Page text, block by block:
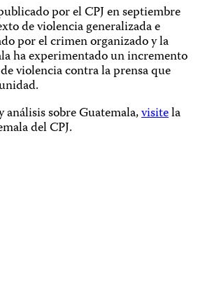
por el CPJ en septiembre
de violencia generalizada e
por el crimen organizado y la
ha experimentado un incremento
violencia contra la prensa que
análisis sobre Guatemala,visitela
del CPJ.